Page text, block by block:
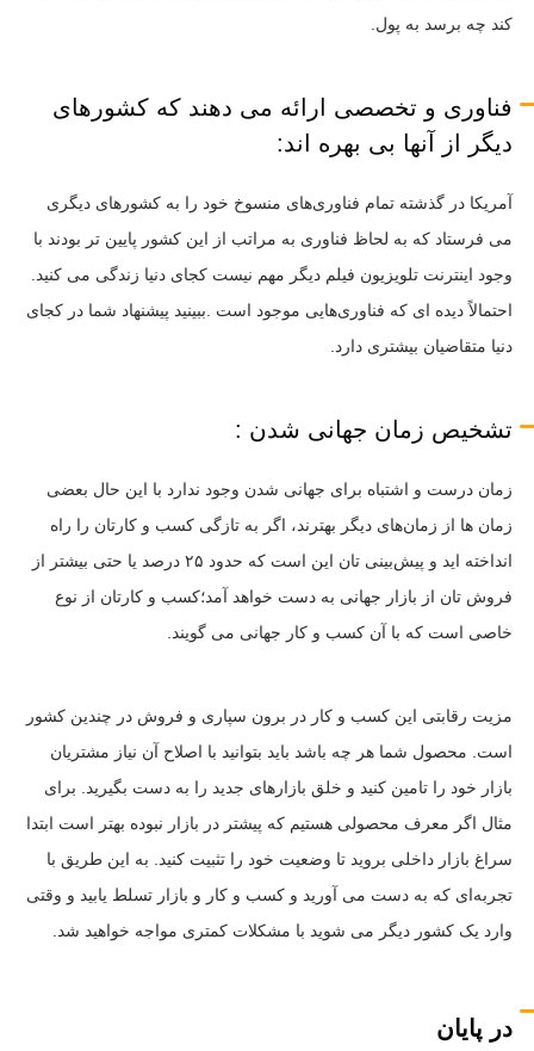
کند چه برسد به پول.
فناوری و تخصصی ارائه می دهند که کشورهای
دیگر از آنها بی بهره اند:
آمریکا در گذشته تمام فناوری‌های منسوخ خود را به کشورهای دیگری
می فرستاد که به لحاظ فناوری به مراتب از این کشور پایین تر بودند با
وجود اینترنت تلویزیون فیلم دیگر مهم نیست کجای دنیا زندگی می کنید.
احتمالاً دیده ای که فناوری‌هایی موجود است .ببینید پیشنهاد شما در کجای
دنیا متقاضیان بیشتری دارد.
تشخیص زمان جهانی شدن :
زمان درست و اشتباه برای جهانی شدن وجود ندارد با این حال بعضی
زمان ها از زمان‌های دیگر بهترند، اگر به تازگی کسب و کارتان را راه
انداخته اید و پیش‌بینی تان این است که حدود ۲۵ درصد یا حتی بیشتر از
فروش تان از بازار جهانی به دست خواهد آمد؛کسب و کارتان از نوع
خاصی است که با آن کسب و کار جهانی می گویند.
مزیت رقابتی این کسب و کار در برون سپاری و فروش در چندین کشور
است. محصول شما هر چه باشد باید بتوانید با اصلاح آن نیاز مشتریان
بازار خود را تامین کنید و خلق بازارهای جدید را به دست بگیرید. برای
مثال اگر معرف محصولی هستیم که پیشتر در بازار نبوده بهتر است ابتدا
سراغ بازار داخلی بروید تا وضعیت خود را تثبیت کنید. به این طریق با
تجربه‌ای که به دست می آورید و کسب و کار و بازار تسلط یابید و وقتی
وارد یک کشور دیگر می شوید با مشکلات کمتری مواجه خواهید شد.
در پایان